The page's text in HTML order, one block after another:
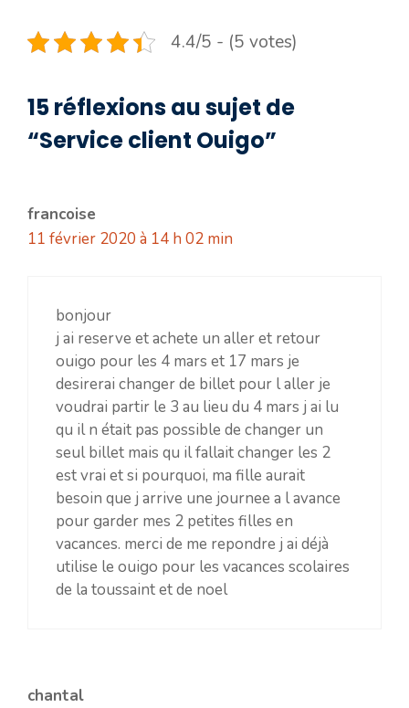
4.4/5 - (5 votes)
15 réflexions au sujet de
“Service client Ouigo”
francoise
11 février 2020 à 14 h 02 min
bonjour
j ai reserve et achete un aller et retour
ouigo pour les 4 mars et 17 mars je
desirerai changer de billet pour l aller je
voudrai partir le 3 au lieu du 4 mars j ai lu
qu il n était pas possible de changer un
seul billet mais qu il fallait changer les 2
est vrai et si pourquoi, ma fille aurait
besoin que j arrive une journee a l avance
pour garder mes 2 petites filles en
vacances. merci de me repondre j ai déjà
utilise le ouigo pour les vacances scolaires
de la toussaint et de noel
chantal